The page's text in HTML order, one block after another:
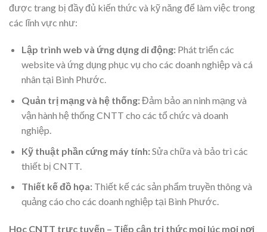
được trang bị đầy đủ kiến thức và kỹ năng để làm việc trong
các lĩnh vực như:
Lập trình web và ứng dụng di động:Phát triển các
website và ứng dụng phục vụ cho các doanh nghiệp và cá
nhân tại Bình Phước.
Quản trị mạng và hệ thống:Đảm bảo an ninh mạng và
vận hành hệ thống CNTT cho các tổ chức và doanh
nghiệp.
Kỹ thuật phần cứng máy tính:Sửa chữa và bảo trì các
thiết bị CNTT.
Thiết kế đồ họa:Thiết kế các sản phẩm truyền thông và
quảng cáo cho các doanh nghiệp tại Bình Phước.
Học CNTT trực tuyến – Tiếp cận tri thức mọi lúc mọi nơi